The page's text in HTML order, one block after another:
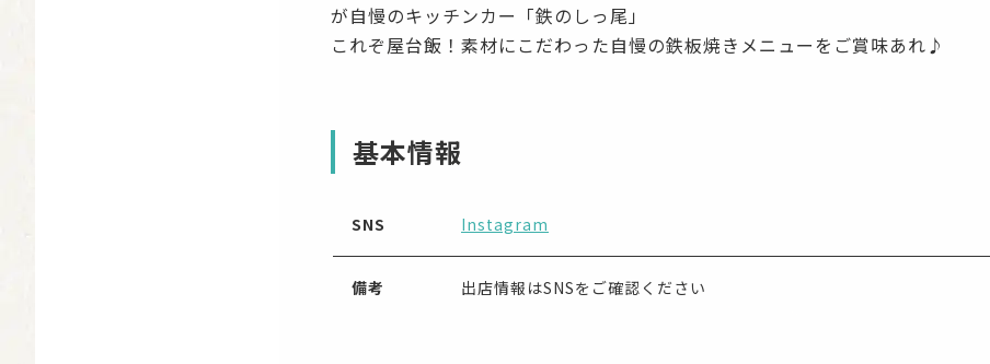
が自慢のキッチンカー「鉄のしっ尾」
これぞ屋台飯！素材にこだわった自慢の鉄板焼きメニューをご賞味あれ♪
基本情報
SNS Instagram
備考 出店情報はSNSをご確認ください